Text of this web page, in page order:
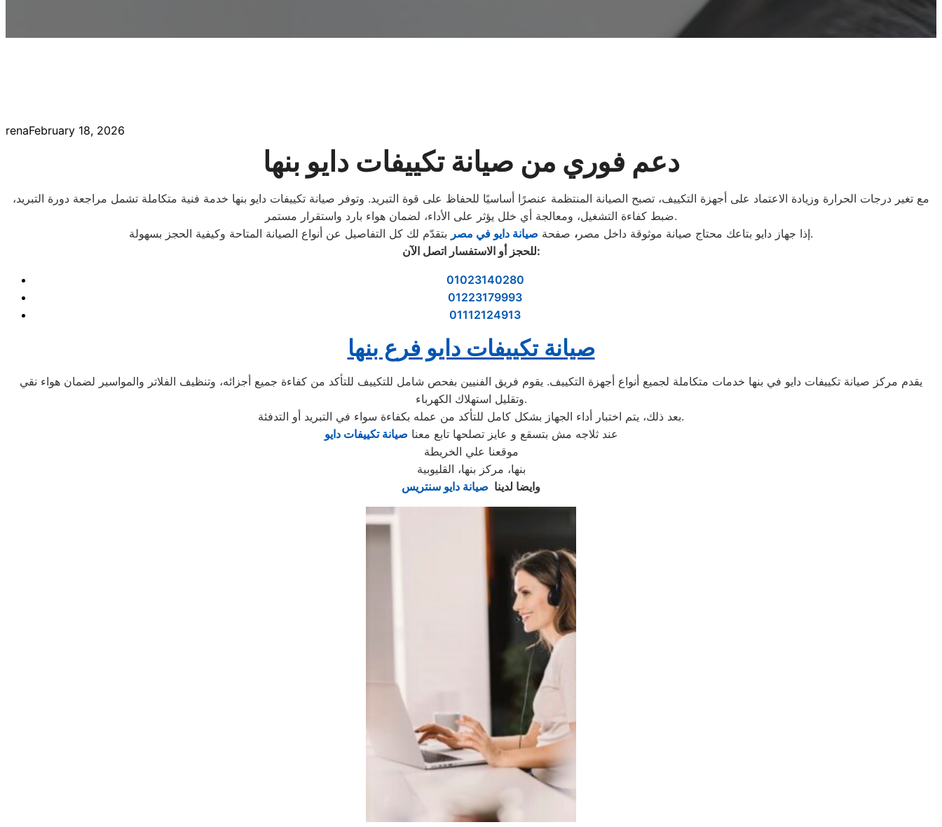
renaFebruary 18, 2026
دعم فوري من صيانة تكييفات دايو بنها
مع تغير درجات الحرارة وزيادة الاعتماد على أجهزة التكييف، تصبح الصيانة المنتظمة عنصرًا أساسيًا للحفاظ على قوة التبريد. وتوفر صيانة تكييفات دايو بنها خدمة فنية متكاملة تشمل مراجعة دورة التبريد،
ضبط كفاءة التشغيل، ومعالجة أي خلل يؤثر على الأداء، لضمان هواء بارد واستقرار مستمر.
إذا جهاز دايو بتاعك محتاج صيانة موثوقة داخل مصر ، صفحة صيانة دايو في مصر
بتقدّم لك كل التفاصيل عن أنواع الصيانة المتاحة وكيفية الحجز بسهولة.
للحجز أو الاستفسار اتصل الآن:
01023140280
01223179993
01112124913
صيانة تكييفات دايو فرع بنها
يقدم مركز صيانة تكييفات دايو في بنها خدمات متكاملة لجميع أنواع أجهزة التكييف. يقوم فريق الفنيين بفحص شامل للتكييف للتأكد من كفاءة جميع أجزائه، وتنظيف الفلاتر والمواسير لضمان هواء نقي
وتقليل استهلاك الكهرباء.
بعد ذلك، يتم اختبار أداء الجهاز بشكل كامل للتأكد من عمله بكفاءة سواء في التبريد أو التدفئة.
عند ثلاجه مش بتسقع و عايز تصلحها تابع معنا صيانة تكييفات دايو
موقعنا علي الخريطة
بنها، مركز بنها، القليوبية
وايضا لدينا صيانة دايو سنتريس